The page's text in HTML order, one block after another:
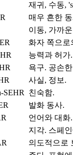
재귀, 수동,
매우 흔한
이동, 가까
화자 쪽으로
능력과 허가.
욕구. 공손
사실, 정보.
SEHR
친숙함.
발화 동사.
언어와 대화.
지각. 스페
의도적으로